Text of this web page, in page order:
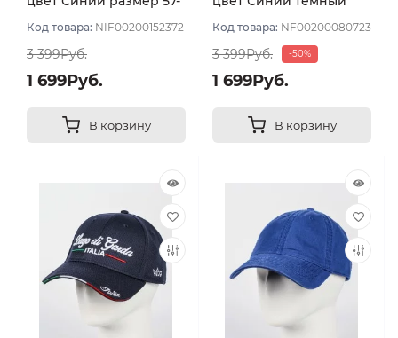
Код товара: NIF00200152372
3 399Руб.
1 699Руб.
В корзину
Код товара: NF00200080723
3 399Руб. -50%
1 699Руб.
В корзину